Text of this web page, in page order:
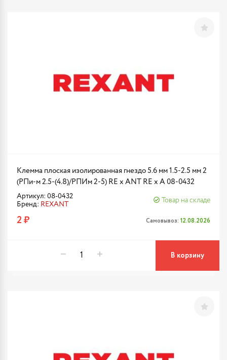
Клемма плоская изолированная гнездо 5.6 мм 1.5-2.5 мм 2
(РПи-м 2.5-(4.8)/РПИм 2-5) RE x ANT RE x A 08-0432
Артикул: 08-0432
Бренд: REXANT
Товар на складе
2 ₽ Самовывоз: 12.08.2026
В корзину